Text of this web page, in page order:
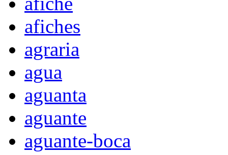
afiches
agraria
agua
aguanta
aguante
aguante-boca